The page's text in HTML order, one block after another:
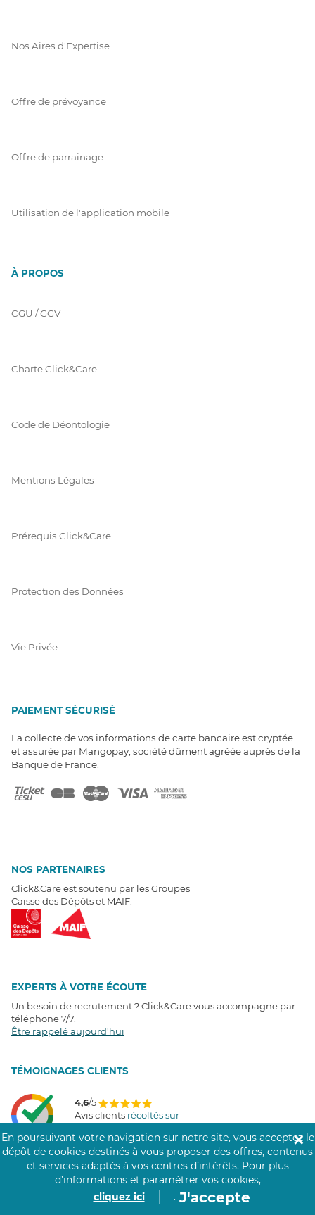
Nos Aires d'Expertise
Offre de prévoyance
Offre de parrainage
Utilisation de l'application mobile
À PROPOS
CGU / GGV
Charte Click&Care
Code de Déontologie
Mentions Légales
Prérequis Click&Care
Protection des Données
Vie Privée
PAIEMENT SÉCURISÉ
La collecte de vos informations de carte bancaire est cryptée
et assurée par Mangopay, société dûment agréée auprès de la
Banque de France.
NOS PARTENAIRES
Click&Care est soutenu par les Groupes
Caisse des Dépôts et MAIF.
EXPERTS À VOTRE ÉCOUTE
Un besoin de recrutement ? Click&Care vous accompagne par
téléphone 7/7
Être rappelé aujourd'hui
TÉMOIGNAGES CLIENTS
4,6/5
Avis clients récoltés sur
COMMUNAUTÉ CLICK&CARE
En poursuivant votre navigation sur notre site, vous acceptez le
dépôt de cookies destinés à vous proposer des offres, contenus
et services adaptés à vos centres d’intérêts. Pour plus
d’informations et paramétrer vos cookies,
cliquez ici
. J'accepte
✕